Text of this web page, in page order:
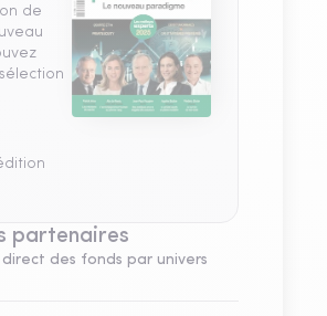
de
partenaires
des fonds par univers